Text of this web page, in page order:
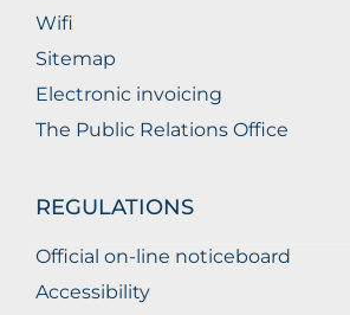
Wifi
Sitemap
Electronic invoicing
The Public Relations Office
REGULATIONS
Official on-line noticeboard
Accessibility